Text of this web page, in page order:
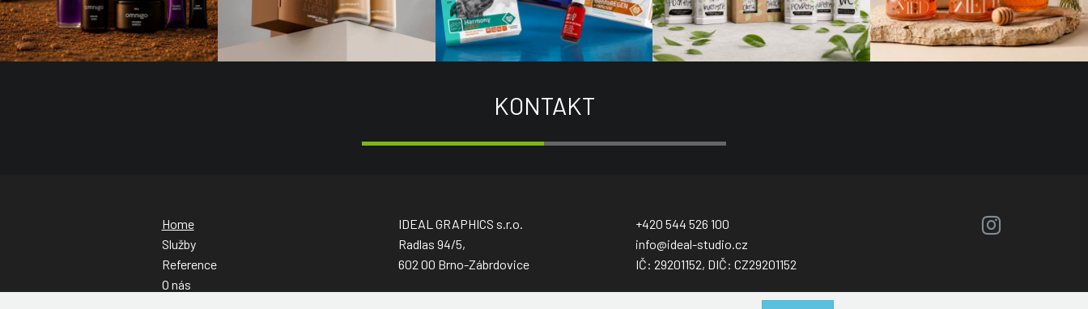
KONTAKT
Home
Služby
Reference
O nás
IDEAL GRAPHICS s.r.o.
Radlas 94/5,
602 00 Brno-Zábrdovice
+420 544 526 100
info@ideal-studio.cz
IČ: 29201152, DIČ: CZ29201152